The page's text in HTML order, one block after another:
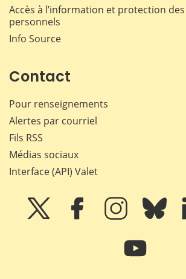
Accès à l’information et protection
personnels
Info Source
Contact
Pour renseignements
Alertes par courriel
Fils RSS
Médias sociaux
Interface (API) Valet